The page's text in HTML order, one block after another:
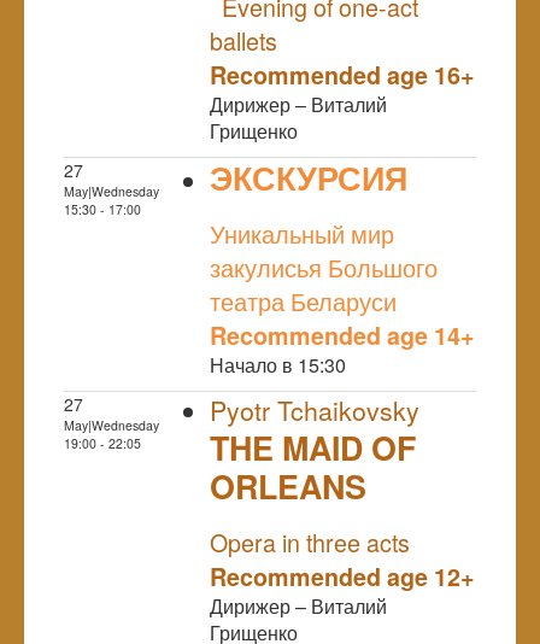
ballets
Recommended age 16+
Дирижер – Виталий
Грищенко
27
May|Wednesday
15:30 - 17:00
ЭКСКУРСИЯ
Уникальный мир
закулисья Большого
театра Беларуси
Recommended age 14+
Начало в 15:30
27
May|Wednesday
19:00 - 22:05
Pyotr Tchaikovsky
THE MAID OF
ORLEANS
Opera in three acts
Recommended age 12+
Дирижер – Виталий
Грищенко